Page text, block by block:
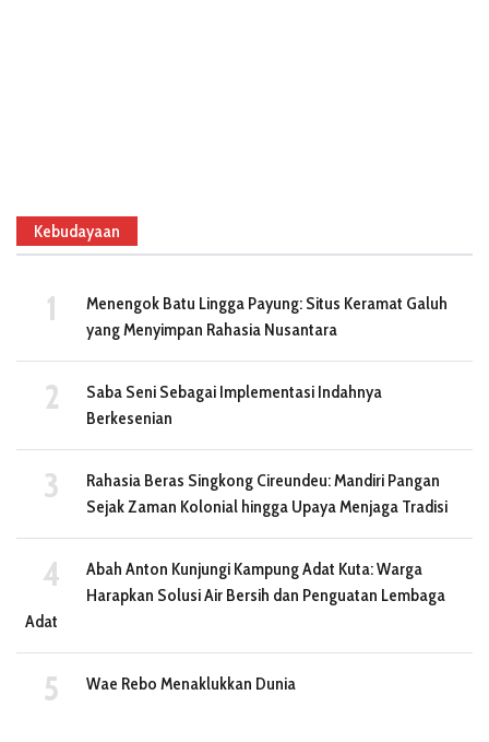
Kebudayaan
Menengok Batu Lingga Payung: Situs Keramat Galuh
yang Menyimpan Rahasia Nusantara
Saba Seni Sebagai Implementasi Indahnya
Berkesenian
Rahasia Beras Singkong Cireundeu: Mandiri Pangan
Sejak Zaman Kolonial hingga Upaya Menjaga Tradisi
Abah Anton Kunjungi Kampung Adat Kuta: Warga
Harapkan Solusi Air Bersih dan Penguatan Lembaga
Adat
Wae Rebo Menaklukkan Dunia